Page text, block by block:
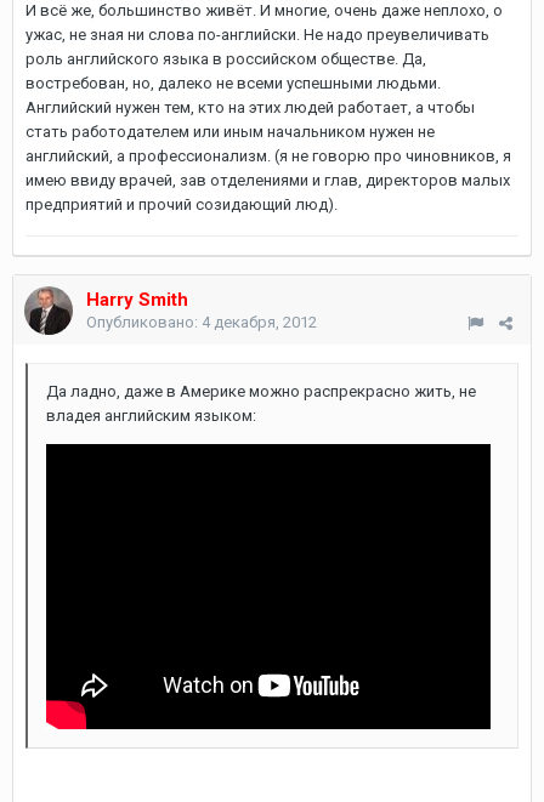
И всё же, большинство живёт. И многие, очень даже неплохо, о
ужас, не зная ни слова по-английски. Не надо преувеличивать
роль английского языка в российском обществе. Да,
востребован, но, далеко не всеми успешными людьми.
Английский нужен тем, кто на этих людей работает, а чтобы
стать работодателем или иным начальником нужен не
английский, а профессионализм. (я не говорю про чиновников, я
имею ввиду врачей, зав отделениями и глав, директоров малых
предприятий и прочий созидающий люд).
Harry Smith
Опубликовано: 4 декабря, 2012
Да ладно, даже в Америке можно распрекрасно жить, не
владея английским языком: